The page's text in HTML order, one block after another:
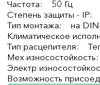
Частота: 50 Гц
Степень защиты - IP:
Тип монтажа: на
Климатическое
Тип расцепителя:
Мех
Электр
Возможность